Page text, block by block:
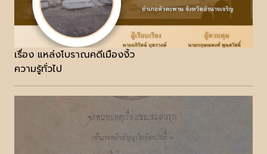
เรื่อง แหล่งโบราณคดีเมืองงิ้ว
ความรู้ทั่วไป